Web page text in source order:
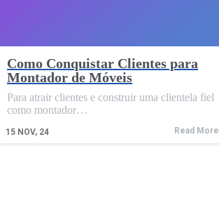
Como Conquistar Clientes para
Montador de Móveis
15 NOV, 24
Para atrair clientes e construir uma clientela fiel
como montador…
Read More